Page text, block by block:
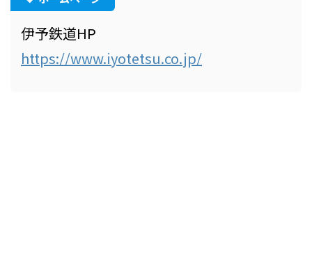
伊予鉄道HP
https://www.iyotetsu.co.jp/